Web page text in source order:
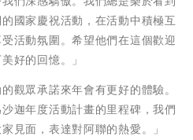
國家慶祝活動，在活動中積極互
活動氛圍。希望他們在這個歡迎
好的回憶。」
觀眾承諾來年會有更好的體驗。
迦年度活動計畫的里程碑，我們
見面，表達對阿聯的熱愛。」